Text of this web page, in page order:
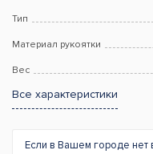
Тип
Материал рукоятки
Вес
Все характеристики
Если в Вашем городе нет